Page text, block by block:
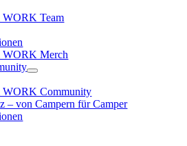
Team
Merch
Community
– von Campern für Camper